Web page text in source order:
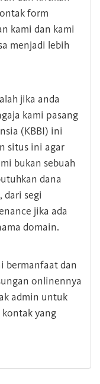
form
kami dan kami
menjadi lebih
jika anda
kami pasang
(KBBI) ini
situs ini agar
bukan sebuah
dana
dari segi
jika ada
domain.
bermanfaat dan
onlinennya
admin untuk
yang